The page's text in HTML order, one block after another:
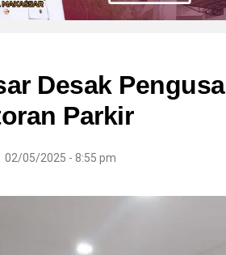
Desak
Parkir
02/05/2025 - 8:55 pm